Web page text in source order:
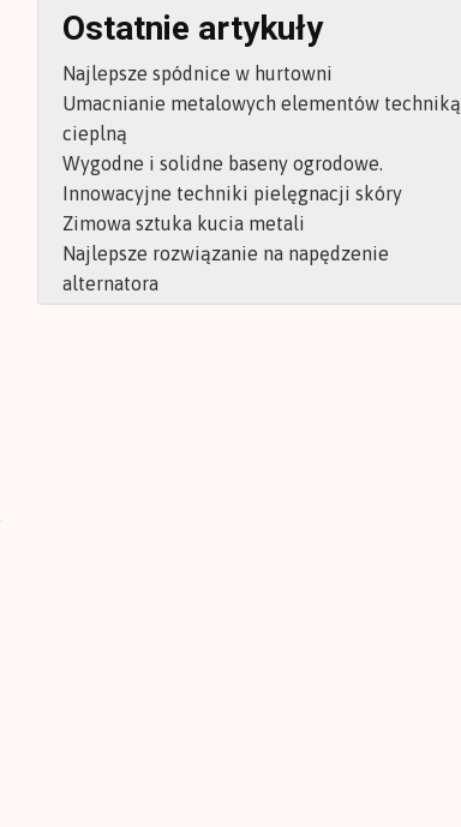
Ostatnie artykuły
Najlepsze spódnice w hurtowni
Umacnianie metalowych elementów techniką
cieplną
Wygodne i solidne baseny ogrodowe.
Innowacyjne techniki pielęgnacji skóry
Zimowa sztuka kucia metali
Najlepsze rozwiązanie na napędzenie
alternatora